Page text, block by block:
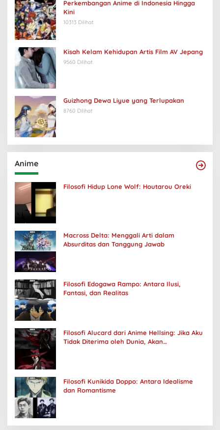
Perkembangan Anime di Indonesia Hingga
Kini
10313 Dilihat
Kisah Kelam Kehidupan Artis Film AV Jepang
9560 Dilihat
Guizhong Dewa Liyue yang Terlupakan
8760 Dilihat
Anime
Filosofi Hidup Lone Wolf: Houtarou Oreki
Macross Delta: Menggali Arti dalam
Absurditas dan Tanggung Jawab
Filosofi Edogawa Rampo: Antara Ilusi,
Fantasi, dan Realitas
Filosofi Alucard dari Anime Hellsing: Jika Aku
Tidak Diterima oleh Dunia, Akan
Filosofi Kunikida Doppo: Antara Idealisme
dan Romantisme